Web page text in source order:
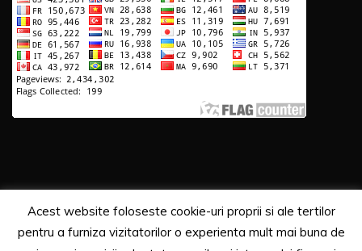
Copyrights. © 2020 Segra Media
Proudly powered by WordPress| Theme: Recent News
Acest website foloseste cookie-uri proprii si ale tertilor
pentru a furniza vizitatorilor o experienta mult mai buna de